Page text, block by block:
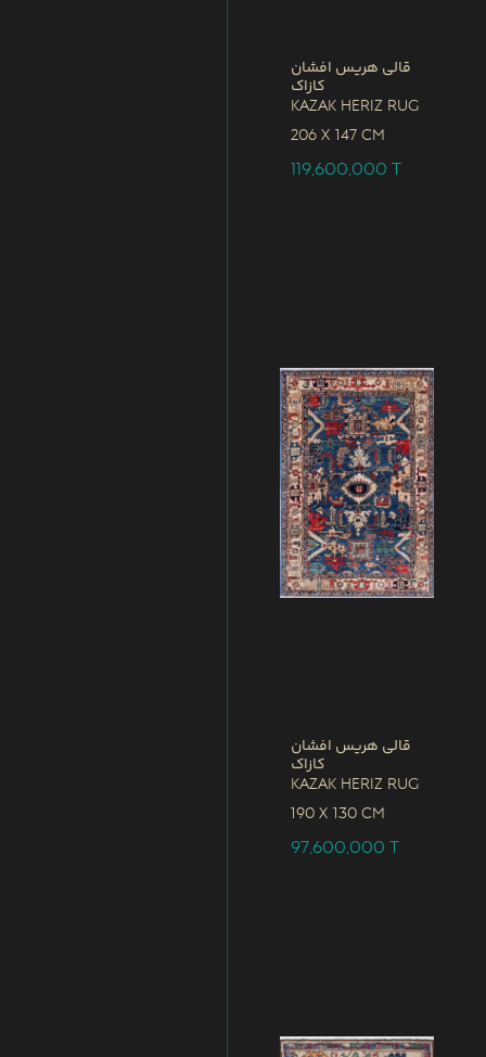
قالی هریس افشان
کازاک
Kazak Heriz Rug
206 x 147 CM
119,600,000T
قالی هریس افشان
کازاک
Kazak Heriz Rug
190 x 130 CM
97,600,000T